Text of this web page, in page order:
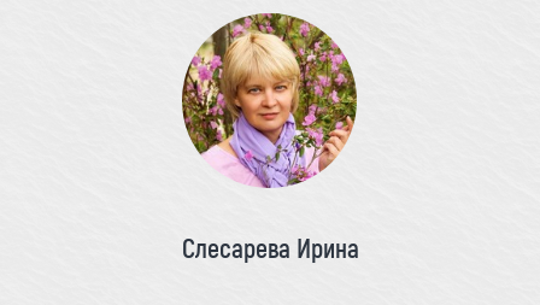
Слесарева Ирина